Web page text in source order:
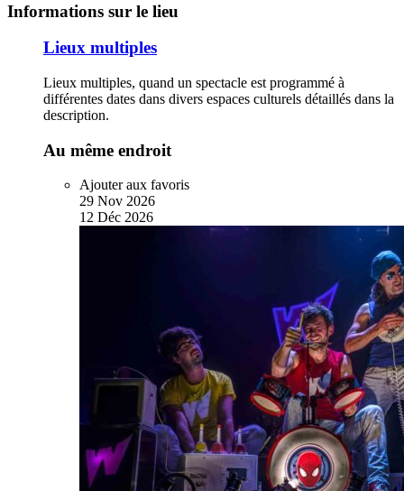
Informations sur le lieu
Lieux multiples
Lieux multiples, quand un spectacle est programmé à
différentes dates dans divers espaces culturels détaillés dans la
description.
Au même endroit
Ajouter aux favoris
29 Nov 2026
12 Déc 2026